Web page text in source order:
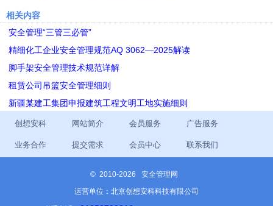
相关内容
安全管理“三管三必管”
精细化工企业安全管理规范AQ 3062—2025解读
脚手架安全管理技术规范详解
租赁公司吊篮安全管理细则
新疆某建工集团申报建筑工程文明工地实施细则
创想安科 网站简介 会员服务 广告服务
业务合作 提交需求 会员中心 联系我们
© 2010-2026 安全管理网
运营单位：北京创想安科科技有限公司